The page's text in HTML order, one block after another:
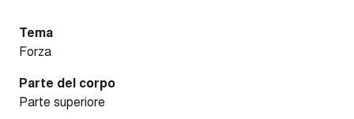
Tema
Forza
Parte del corpo
Parte superiore